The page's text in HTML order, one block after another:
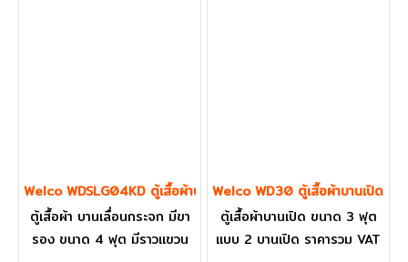
Welco WDSLG04KD ตู้เสื้อผ้าบานเลื่อนกระจก มีขารอง ขนาด 4 ฟุต
ตู้เสื้อผ้า บานเลื่อนกระจก มีขา
รอง ขนาด 4 ฟุต มีราวแขวน
Welco WD30 ตู้เสื้อผ้าบานเปิด ข
ตู้เสื้อผ้าบานเปิด ขนาด 3 ฟุต
แบบ 2 บานเปิด ราคารวม VAT